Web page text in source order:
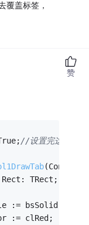
覆盖标签，
//设置完这个后,
(Control:
Rect: TRect;
:= bsSolid;
:= clRed;
赞